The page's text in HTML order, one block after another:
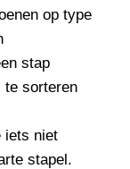
op type
stap
te sorteren
iets niet
stapel.